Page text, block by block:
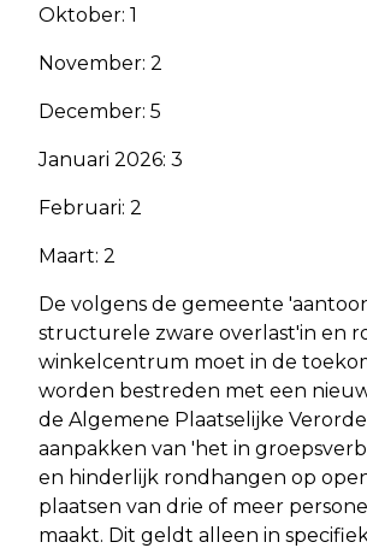
Oktober: 1
November: 2
December: 5
Januari 2026: 3
Februari: 2
Maart: 2
De volgens de gemeente
structurele zware overlast'in en
winkelcentrum moet in de
worden bestreden met een
de Algemene Plaatselijke
aanpakken van 'het in
en hinderlijk rondhangen op
plaatsen van drie of meer
maakt. Dit geldt alleen in